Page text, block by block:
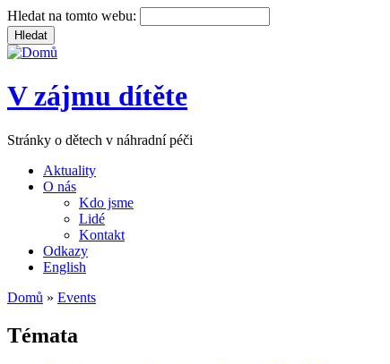
Hledat na tomto webu:
V zájmu dítěte
Stránky o dětech v náhradní péči
Aktuality
O nás
Kdo jsme
Lidé
Kontakt
Odkazy
English
Domů » Events
Témata